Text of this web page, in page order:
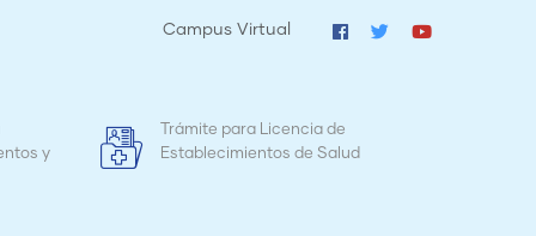
Campus Virtual
Licencia de
de Salud
Mapa de Mortalidad Materna en
Nicaragua